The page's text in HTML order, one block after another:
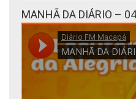
MANHÃ DA DIÁRIO –